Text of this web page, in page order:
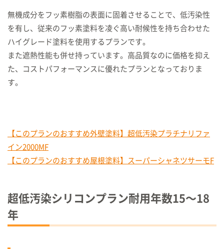
無機成分をフッ素樹脂の表面に固着させることで、低汚染性
を有し、従来のフッ素塗料を凌ぐ高い耐候性を持ち合わせた
ハイグレード塗料を使用するプランです。
また遮熱性能も併せ持っています。高品質なのに価格を抑え
た、コストパフォーマンスに優れたプランとなっておりま
す。
【このプランのおすすめ外壁塗料】超低汚染プラチナリファ
イン2000MF
【このプランのおすすめ屋根塗料】スーパーシャネツサーモF
超低汚染シリコンプラン耐用年数15〜18
年